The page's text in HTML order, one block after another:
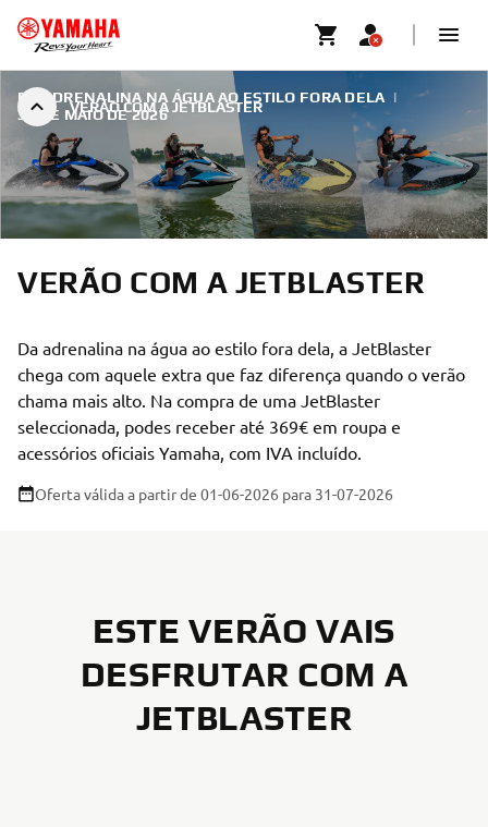
VERÃO COM A JETBLASTER
DA ADRENALINA NA ÁGUA AO ESTILO FORA DELA |
31 DE MAIO DE 2026
VERÃO COM A JETBLASTER
Da adrenalina na água ao estilo fora dela, a JetBlaster
chega com aquele extra que faz diferença quando o verão
chama mais alto. Na compra de uma JetBlaster
seleccionada, podes receber até 369€ em roupa e
acessórios oficiais Yamaha, com IVA incluído.
Oferta válida a partir de 01-06-2026 para 31-07-2026
ESTE VERÃO VAIS
DESFRUTAR COM A
JETBLASTER